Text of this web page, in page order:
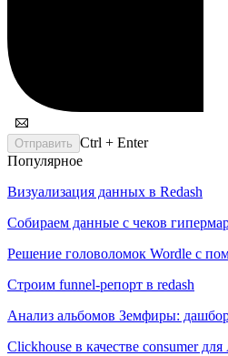
Отправить Ctrl + Enter
Популярное
Визуализация данных в Redash
Собираем данные с чеков
Решение головоломок Wordle с
Строим funnel-репорт в redash
Анализ альбомов Земфиры:
Clickhouse в качестве consumer